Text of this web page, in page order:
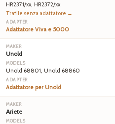
HR2371/xx, HR2372/xx
Trafile senza adattatore →
Adattatore Viva e 5000
Unold
Unold 68801, Unold 68860
Adattatore per Unold
Ariete